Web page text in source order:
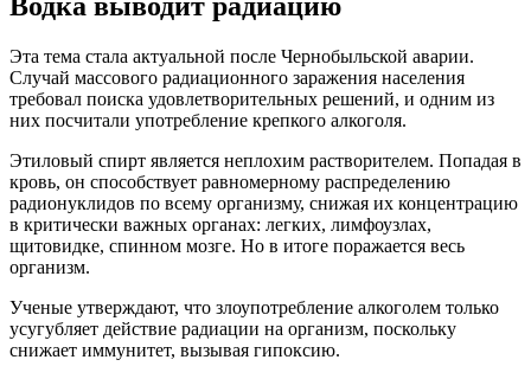
Водка выводит радиацию
Эта тема стала актуальной после Чернобыльской аварии.
Случай массового радиационного заражения населения
требовал поиска удовлетворительных решений, и одним из
них посчитали употребление крепкого алкоголя.
Этиловый спирт является неплохим растворителем. Попадая в
кровь, он способствует равномерному распределению
радионуклидов по всему организму, снижая их концентрацию
в критически важных органах: легких, лимфоузлах,
щитовидке, спинном мозге. Но в итоге поражается весь
организм.
Ученые утверждают, что злоупотребление алкоголем только
усугубляет действие радиации на организм, поскольку
снижает иммунитет, вызывая гипоксию.